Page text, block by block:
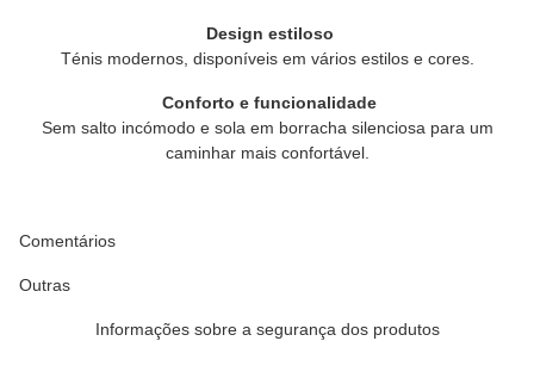
Design estiloso
Ténis modernos, disponíveis em vários estilos e cores.
Conforto e funcionalidade
Sem salto incómodo e sola em borracha silenciosa para um
caminhar mais confortável.
Comentários
Outras
Informações sobre a segurança dos produtos